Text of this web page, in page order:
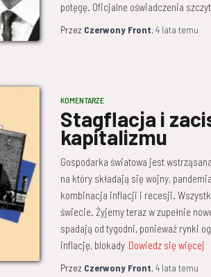
potęgę. Oficjalne oświadczenia
Przez Czerwony Front, 4 lata temu
KOMENTARZE
Stagflacja i
kapitalizmu
Gospodarka światowa jest
na który składają się wojny,
kombinacja inflacji i recesji.
świecie. Żyjemy teraz w zupełnie
spadają od tygodni, ponieważ rynki
inflację, blokady Dowiedz się więcej
Przez Czerwony Front, 4 lata temu